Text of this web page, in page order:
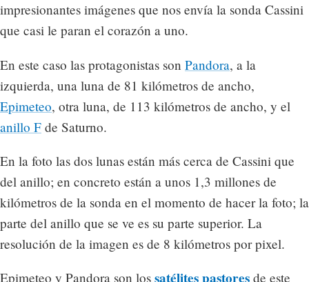
impresionantes imágenes que nos envía la sonda Cassini
que casi le paran el corazón a uno.
En este caso las protagonistas son Pandora, a la
izquierda, una luna de 81 kilómetros de ancho,
Epimeteo, otra luna, de 113 kilómetros de ancho, y el
anillo F de Saturno.
En la foto las dos lunas están más cerca de Cassini que
del anillo; en concreto están a unos 1,3 millones de
kilómetros de la sonda en el momento de hacer la foto; la
parte del anillo que se ve es su parte superior. La
resolución de la imagen es de 8 kilómetros por pixel.
Epimeteo y Pandora son los satélites pastores de este